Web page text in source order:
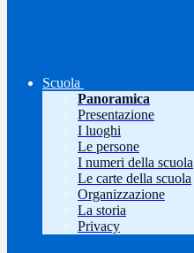
Scuola
Panoramica
Presentazione
I luoghi
Le persone
I numeri della scuola
Le carte della scuola
Organizzazione
La storia
Privacy